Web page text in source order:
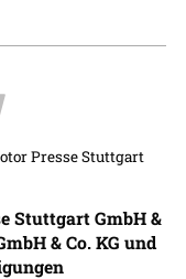
Presse Stuttgart
Stuttgart GmbH &
& Co. KG und